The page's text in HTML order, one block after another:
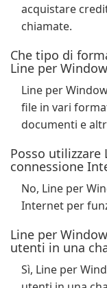
acquistare
chiamate.
Che tipo di
Line per
Line per
file in vari
documenti e
Posso utilizzare
connessione
No, Line per
Internet per
Line per
utenti in una
Sì, Line per